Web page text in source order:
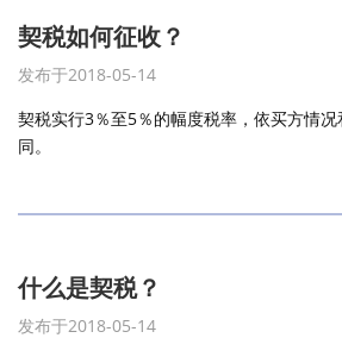
契税如何征收？
发布于2018-05-14
契税实行3％至5％的幅度税率，依买方情
同。
什么是契税？
发布于2018-05-14